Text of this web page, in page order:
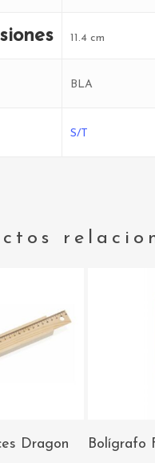
11.4 cm
BLA
S/T
AL
Dragon Bolígrafo